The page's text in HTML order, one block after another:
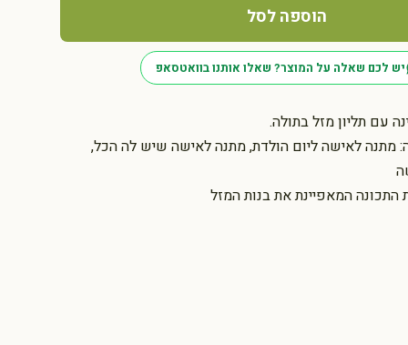
עם תליון מזל בתולה.
מתנה לאישה ליום הולדת, מתנה לאישה שיש לה הכל,
התכונה המאפיינת את בנות המזל
הוספה לסל
יש לכם שאלה על המוצר? שאלו אותנו בוואטסאפ